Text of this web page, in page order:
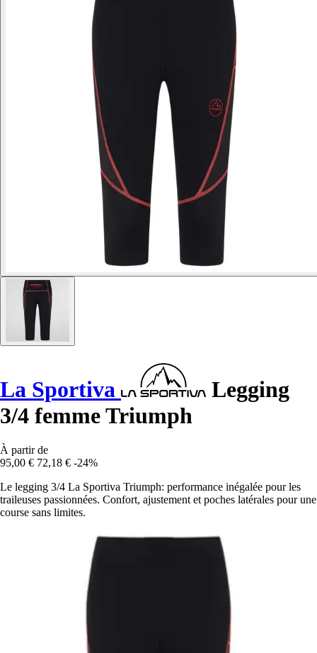
La Sportiva
Legging
3/4 femme Triumph
À partir de
95,00 € 72,18 € -24%
Le legging 3/4 La Sportiva Triumph: performance inégalée pour les
traileuses passionnées. Confort, ajustement et poches latérales pour une
course sans limites.